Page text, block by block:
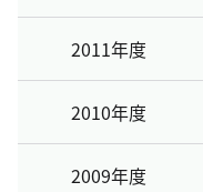
2011年度
2010年度
2009年度